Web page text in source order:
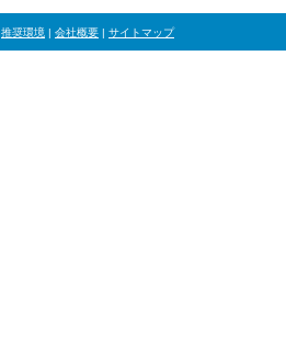
推奨環境 | 会社概要 | サイトマップ